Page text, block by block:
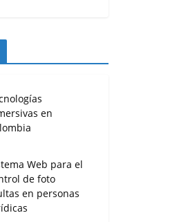
en
Web para el
de foto
en personas